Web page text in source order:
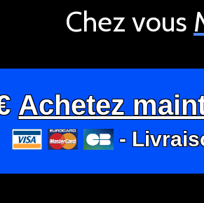
Chez vous
Achetez
-